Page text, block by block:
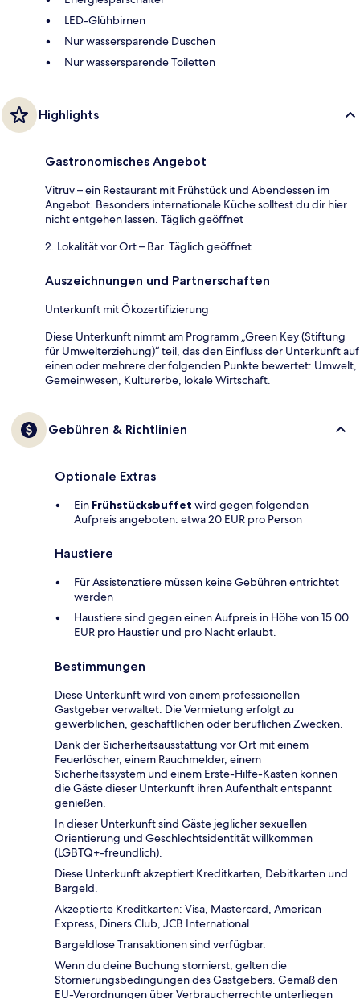
LED-Glühbirnen
Nur wassersparende Duschen
Nur wassersparende Toiletten
Highlights
Gastronomisches Angebot
Vitruv – ein Restaurant mit Frühstück und Abendessen im
Angebot. Besonders internationale Küche solltest du dir hier
nicht entgehen lassen. Täglich geöffnet
2. Lokalität vor Ort – Bar. Täglich geöffnet
Auszeichnungen und Partnerschaften
Unterkunft mit Ökozertifizierung
Diese Unterkunft nimmt am Programm „Green Key (Stiftung
für Umwelterziehung)“ teil, das den Einfluss der Unterkunft auf
einen oder mehrere der folgenden Punkte bewertet: Umwelt,
Gemeinwesen, Kulturerbe, lokale Wirtschaft.
Gebühren & Richtlinien
Optionale Extras
Ein Frühstücksbuffet wird gegen folgenden
Aufpreis angeboten: etwa 20 EUR pro Person
Haustiere
Für Assistenztiere müssen keine Gebühren entrichtet
werden
Haustiere sind gegen einen Aufpreis in Höhe von 15.00
EUR pro Haustier und pro Nacht erlaubt.
Bestimmungen
Diese Unterkunft wird von einem professionellen
Gastgeber verwaltet. Die Vermietung erfolgt zu
gewerblichen, geschäftlichen oder beruflichen Zwecken.
Dank der Sicherheitsausstattung vor Ort mit einem
Feuerlöscher, einem Rauchmelder, einem
Sicherheitssystem und einem Erste-Hilfe-Kasten können
die Gäste dieser Unterkunft ihren Aufenthalt entspannt
genießen.
In dieser Unterkunft sind Gäste jeglicher sexuellen
Orientierung und Geschlechtsidentität willkommen
(LGBTQ+-freundlich).
Diese Unterkunft akzeptiert Kreditkarten, Debitkarten und
Bargeld.
Akzeptierte Kreditkarten: Visa, Mastercard, American
Express, Diners Club, JCB International
Bargeldlose Transaktionen sind verfügbar.
Wenn du deine Buchung stornierst, gelten die
Stornierungsbedingungen des Gastgebers. Gemäß den
EU-Verordnungen über Verbraucherrechte unterliegen